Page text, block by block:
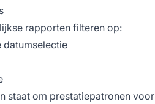
rapporten filteren op:
datumselectie
staat om prestatiepatronen